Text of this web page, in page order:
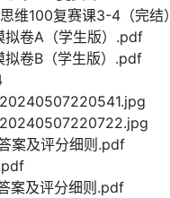
维100复赛课3-4（完结）
卷A（学生版）.pdf
卷B（学生版）.pdf
案及评分细则.pdf
案及评分细则.pdf